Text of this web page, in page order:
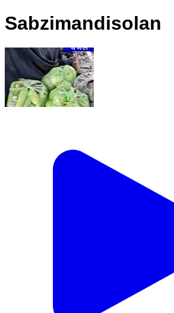
Sabzimandisolan